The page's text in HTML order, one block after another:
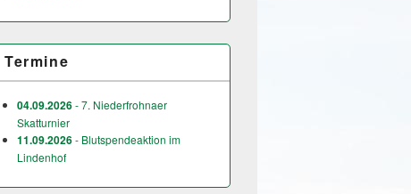
Termine
04.09.2026- 7. Niederfrohnaer
Skatturnier
11.09.2026- Blutspendeaktion im
Lindenhof